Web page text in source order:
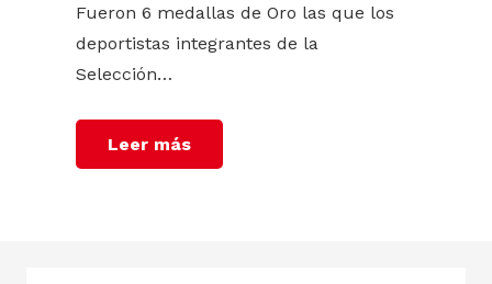
Fueron 6 medallas de Oro las que los
deportistas integrantes de la
Selección…
Leer más